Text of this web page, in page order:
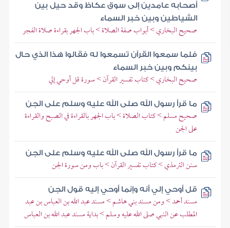
أصحابه عامدين إلى سوق عكاظ وقد حيل بين
الشياطين وبين خبر السماء
صحيح البخاري > أبواب صفة الصلاة > باب الجهر بقراءة صلاة الفجر
فلما سمعوا القرآن تسمعوا له فقالوا هذا الذي حال
بينكم وبين خبر السماء
صحيح البخاري > كتاب تفسير القرآن > سورة قل أوحي إلي
ما قرأ رسول الله صلى الله عليه وسلم على الجن
صحيح مسلم > كتاب الصلاة > باب الجهر بالقراءة في الصبح والقراءة
على الجن
ما قرأ رسول الله صلى الله عليه وسلم على الجن
سنن الترمذي > كتاب تفسير القرآن > باب ومن سورة الجن
قل أوحي إلي أنه وإنما أوحي إليه قول الجن
مسند أحمد > ومن مسند بني هاشم > مسند عبد الله بن العباس بن عبد
المطلب عن النبي صلى الله عليه وسلم > بداية مسند عبد الله بن العباس